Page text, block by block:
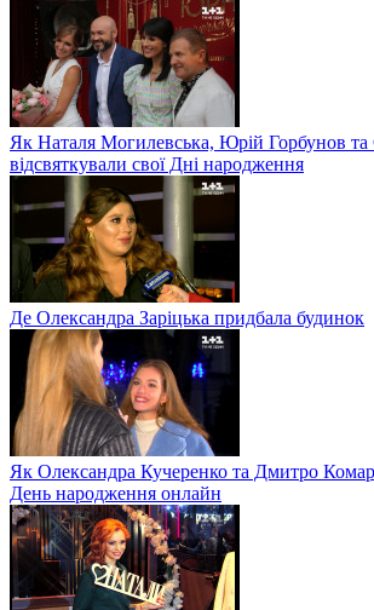
Як Наталя Могилевська, Юрій Горбунов та
відсвяткували свої Дні народження
Де Олександра Заріцька придбала будинок
Як Олександра Кучеренко та Дмитро
День народження онлайн